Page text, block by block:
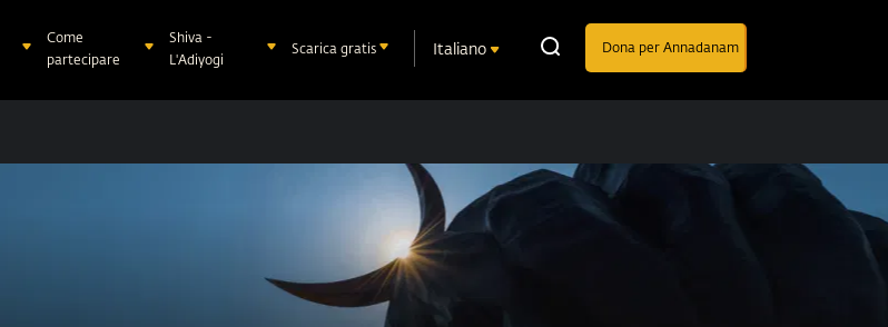
Come
partecipare
Shiva -
L'Adiyogi
Scarica gratis Italiano Dona per Annadanam